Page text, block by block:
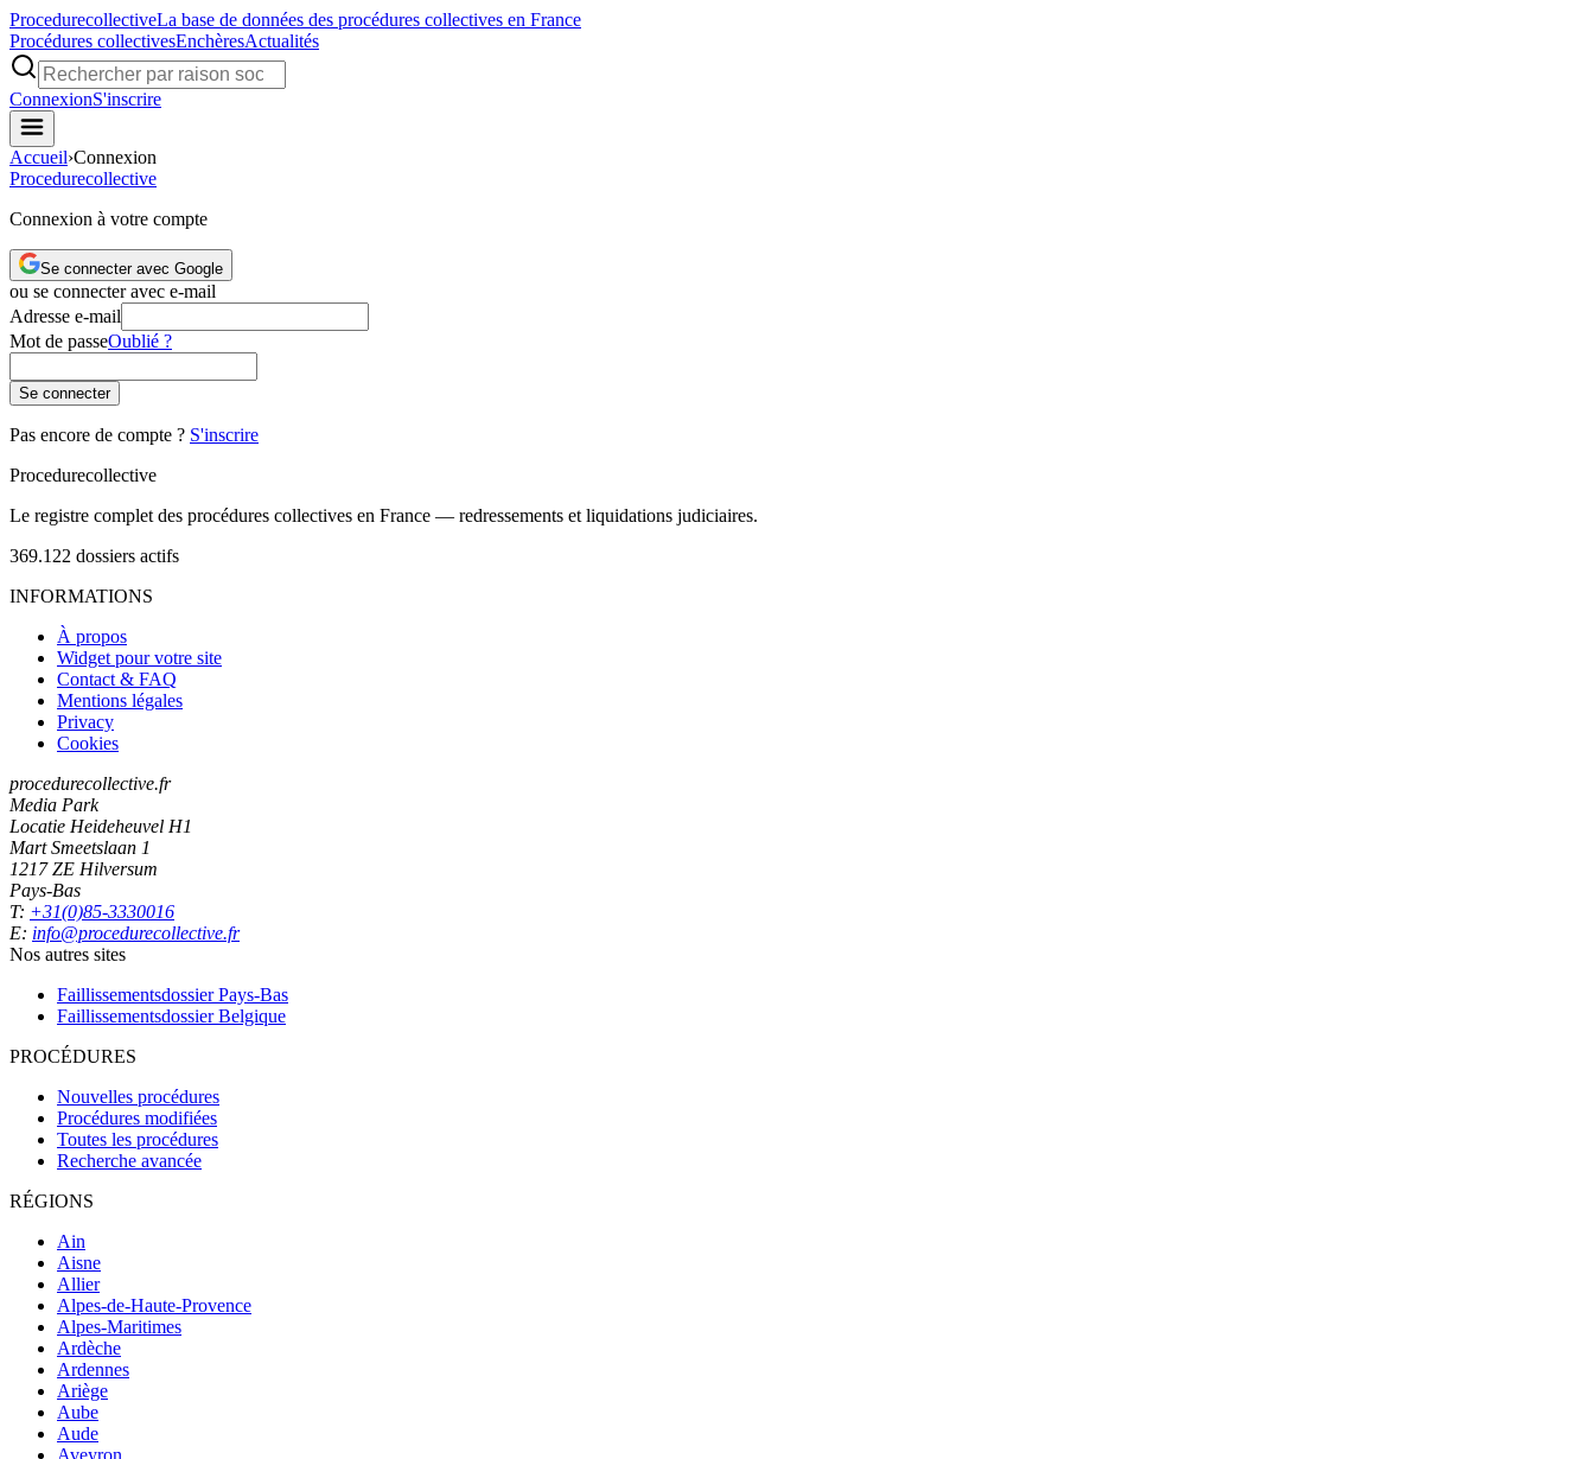
ProcedurecollectiveLa base de données des procédures collectives en France
Procédures collectivesEnchèresActualités
ConnexionS'inscrire
Accueil›Connexion
Procedurecollective
Connexion à votre compte
Se connecter avec Google
ou se connecter avec e-mail
Adresse e-mail
Mot de passeOublié ?
Se connecter
Pas encore de compte ? S'inscrire
Procedurecollective
Le registre complet des procédures collectives en France — redressements et liquidations judiciaires.
369.122 dossiers actifs
INFORMATIONS
À propos
Widget pour votre site
Contact & FAQ
Mentions légales
Privacy
Cookies
procedurecollective.fr
Media Park
Locatie Heideheuvel H1
Mart Smeetslaan 1
1217 ZE Hilversum
Pays-Bas
T: +31(0)85-3330016
E: info@procedurecollective.fr
Nos autres sites
Faillissementsdossier Pays-Bas
Faillissementsdossier Belgique
PROCÉDURES
Nouvelles procédures
Procédures modifiées
Toutes les procédures
Recherche avancée
RÉGIONS
Ain
Aisne
Allier
Alpes-de-Haute-Provence
Alpes-Maritimes
Ardèche
Ardennes
Ariège
Aube
Aude
Aveyron